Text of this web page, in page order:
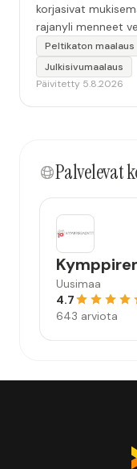
korjasivat
rajanyli menneet
lähtönsä jälkeen.”
Peltikaton maalaus
Julkisivumaalaus
Päivitetty 5.8.2026
Palvelevat
Uusimaa
4.7
643 arviota